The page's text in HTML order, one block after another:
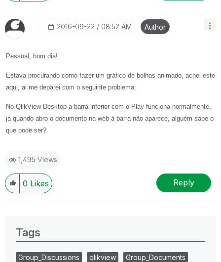
‎2016-09-22 08:52 AM Author
Pessoal, bom dia!
Estava procurando como fazer um gráfico de bolhas animado, achei este
aqui, ai me deparei com o seguinte problema:
No QlikView Desktop a barra inferior com o Play funciona normalmente,
já quando abro o documento na web à barra não aparece, alguém sabe o
que pode ser?
1,495 Views
0 Likes Reply
Tags
Group_Discussions qlikview
Group_Documents